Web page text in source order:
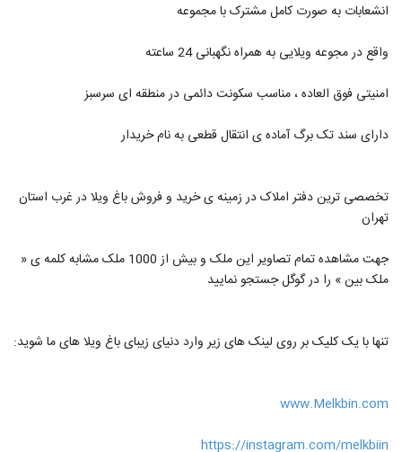
انشعابات به صورت کامل مشترک با مجموعه
واقع در مجوعه ویلایی به همراه نگهبانی 24 ساعته
امنیتی فوق العاده ، مناسب سکونت دائمی در منطقه ای سرسبز
دارای سند تک برگ آماده ی انتقال قطعی به نام خریدار
تخصصی ترین دفتر املاک در زمینه ی خرید و فروش باغ ویلا در غرب استان
تهران
جهت مشاهده تمام تصاویر این ملک و بیش از 1000 ملک مشابه کلمه ی «
ملک بین » را در گوگل جستجو نمایید
تنها با یک کلیک بر روی لینک های زیر وارد دنیای زیبای باغ ویلا های ما شوید:
www.Melkbin.com
https://instagram.com/melkbiin